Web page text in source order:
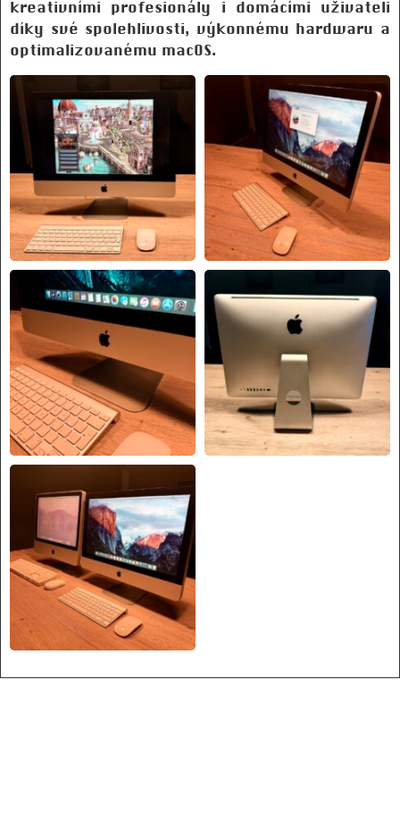
kreativními profesionály i domácími uživateli
díky své spolehlivosti, výkonnému hardwaru a
optimalizovanému macOS.